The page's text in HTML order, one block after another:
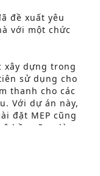
đề xuất yêu
với một chức
xây dựng trong
sử dụng cho
thanh cho các
Với dự án này,
đặt MEP cũng
bền vững là